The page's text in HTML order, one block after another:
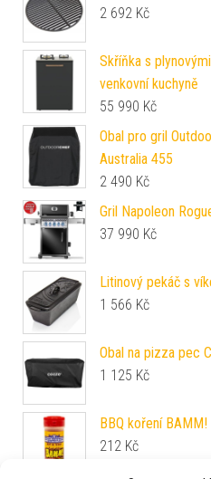
2 692 Kč
Skříňka s
venkovní kuchyně
55 990 Kč
Obal pro gril
Australia 455
2 490 Kč
Gril Napoleon
37 990 Kč
Litinový pekáč s
1 566 Kč
Obal na pizza pec
1 125 Kč
BBQ koření
212 Kč